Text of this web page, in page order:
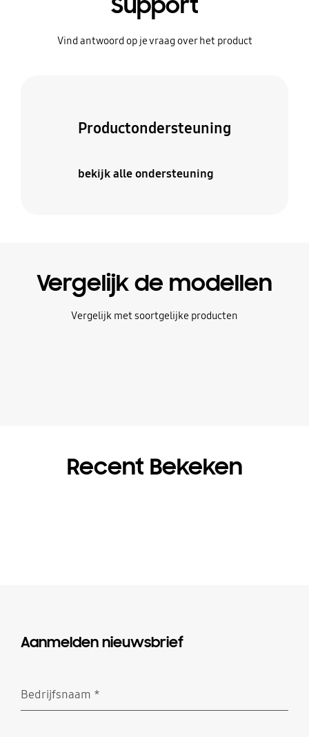
Vind antwoord op je vraag over het product
Productondersteuning
bekijk alle ondersteuning
Vergelijk de modellen
Vergelijk met soortgelijke producten
Recent Bekeken
Aanmelden nieuwsbrief
Bedrijfsnaam *